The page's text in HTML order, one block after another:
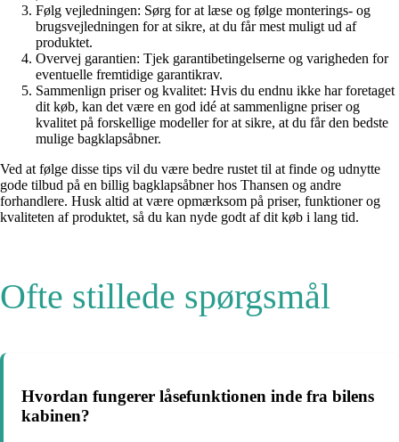
Følg vejledningen: Sørg for at læse og følge monterings- og
brugsvejledningen for at sikre, at du får mest muligt ud af
produktet.
Overvej garantien: Tjek garantibetingelserne og varigheden for
eventuelle fremtidige garantikrav.
Sammenlign priser og kvalitet: Hvis du endnu ikke har foretaget
dit køb, kan det være en god idé at sammenligne priser og
kvalitet på forskellige modeller for at sikre, at du får den bedste
mulige bagklapsåbner.
Ved at følge disse tips vil du være bedre rustet til at finde og udnytte
gode tilbud på en billig bagklapsåbner hos Thansen og andre
forhandlere. Husk altid at være opmærksom på priser, funktioner og
kvaliteten af produktet, så du kan nyde godt af dit køb i lang tid.
Ofte stillede spørgsmål
Hvordan fungerer låsefunktionen inde fra bilens
kabinen?